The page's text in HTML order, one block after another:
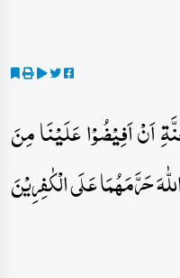
اَنۡ اَفِیۡضُوۡا عَلَیۡنَا مِنَ
حَرَّمَہُمَا عَلَی الۡکٰفِرِیۡنَ